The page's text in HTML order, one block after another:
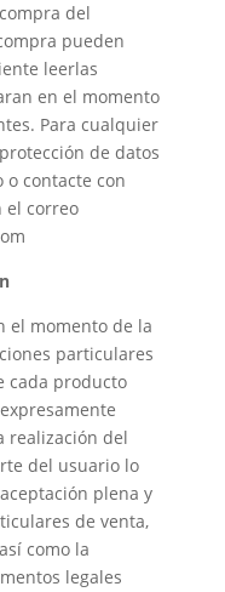
del
pueden
leerlas
en el momento
Para cualquier
de datos
contacte con
el correo
el momento de la
particulares
cada producto
realización del
del usuario lo
plena y
de venta,
como la
legales